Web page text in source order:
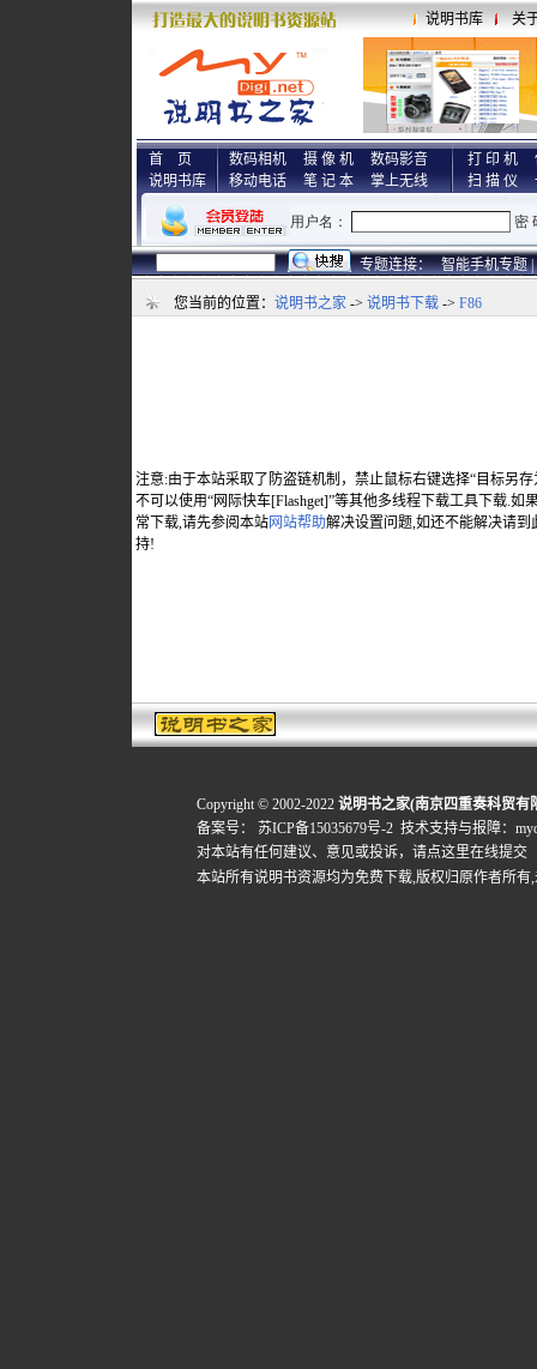
说明书库 关
首 页
说明书库
数码相机 摄 像 机
数码影音
移动电话
笔 记 本 掌上无线
打 印 机
扫 描 仪
专题连接： 智能手机专题 |
您当前的位置： 说明书之家 -> 说明书下载 -> F86
注意:由于本站采取了防盗链机制，禁止鼠标右键选择“目标另
不可以使用“网际快车[Flashget]”等其他多线程下载工具下载.如
常下载,请先参阅本站网站帮助解决设置问题,如还不能解决请到
持!
Copyright © 2002-2022 说明书之家(南京四重奏科贸有
备案号：
苏ICP备15035679号-2 技术支持与报障：
对本站有任何建议、意见或投诉， 请点这里在线提交
本站所有说明书资源均为免费下载,版权归原作者所